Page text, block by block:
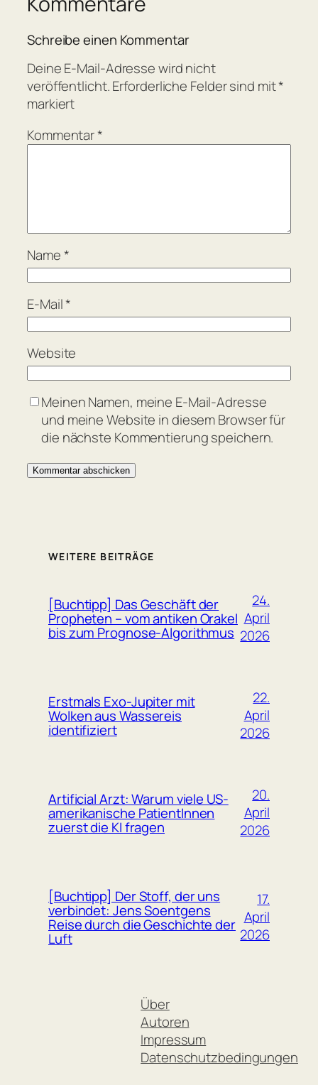
Schreibe einen Kommentar
Deine E-Mail-Adresse wird nicht
veröffentlicht.Erforderliche Felder sind mit*
markiert
Kommentar*
Name*
E-Mail*
Website
Meinen Namen, meine E-Mail-Adresse
und meine Website in diesem Browser für
die nächste Kommentierung speichern.
WEITERE BEITRÄGE
[Buchtipp] Das Geschäft der
Propheten – vom antiken Orakel
bis zum Prognose-Algorithmus
24.
April
2026
Erstmals Exo-Jupiter mit
Wolken aus Wassereis
identifiziert
22.
April
2026
Artificial Arzt: Warum viele US-
amerikanische PatientInnen
zuerst die KI fragen
20.
April
2026
[Buchtipp] Der Stoff, der uns
verbindet: Jens Soentgens
Reise durch die Geschichte der
Luft
17.
April
2026
Über
Autoren
Impressum
Datenschutzbedingungen